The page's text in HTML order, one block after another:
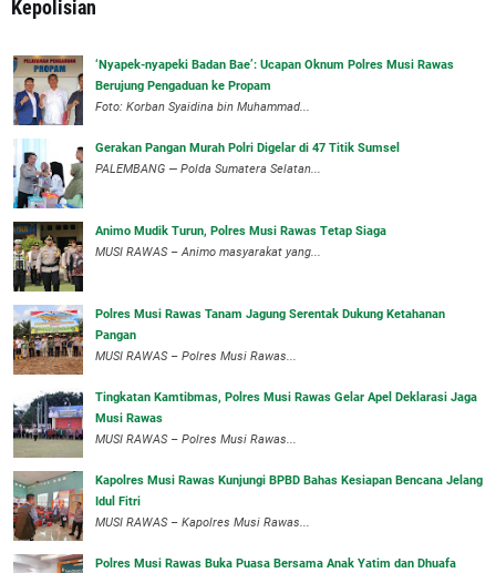
Kepolisian
‘Nyapek-nyapeki Badan Bae’: Ucapan Oknum Polres Musi Rawas
Berujung Pengaduan ke Propam
Foto: Korban Syaidina bin Muhammad...
Gerakan Pangan Murah Polri Digelar di 47 Titik Sumsel
PALEMBANG — Polda Sumatera Selatan...
Animo Mudik Turun, Polres Musi Rawas Tetap Siaga
MUSI RAWAS – Animo masyarakat yang...
Polres Musi Rawas Tanam Jagung Serentak Dukung Ketahanan
Pangan
MUSI RAWAS – Polres Musi Rawas...
Tingkatan Kamtibmas, Polres Musi Rawas Gelar Apel Deklarasi Jaga
Musi Rawas
MUSI RAWAS – Polres Musi Rawas...
Kapolres Musi Rawas Kunjungi BPBD Bahas Kesiapan Bencana Jelang
Idul Fitri
MUSI RAWAS – Kapolres Musi Rawas...
Polres Musi Rawas Buka Puasa Bersama Anak Yatim dan Dhuafa